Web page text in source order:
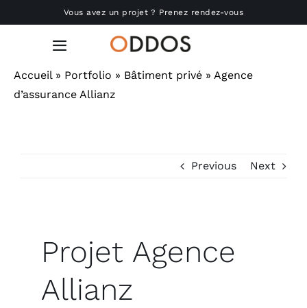
au
Vous avez un projet ? Prenez rendez-vous
Toggle
Navigation
Actu
Accueil» Portfolio » Bâtiment privé» Agence
d’assurance Allianz
Previous Next
Projet Agence
Allianz